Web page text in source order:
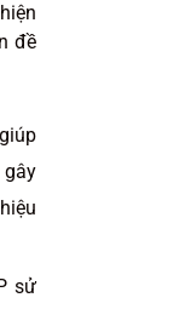
đề
sử